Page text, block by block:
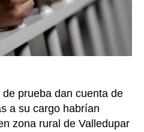
prueba dan cuenta de
a su cargo habrían
zona rural de Valledupar